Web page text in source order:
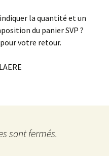
la quantité et un
du panier SVP ?
pour votre retour.
sont fermés.